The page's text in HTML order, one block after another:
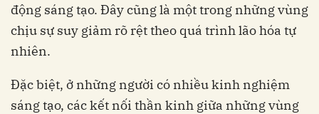
động sáng tạo. Đây cũng là một trong những vùng
chịu sự suy giảm rõ rệt theo quá trình lão hóa tự
nhiên.
Đặc biệt, ở những người có nhiều kinh nghiệm
sáng tạo, các kết nối thần kinh giữa những vùng